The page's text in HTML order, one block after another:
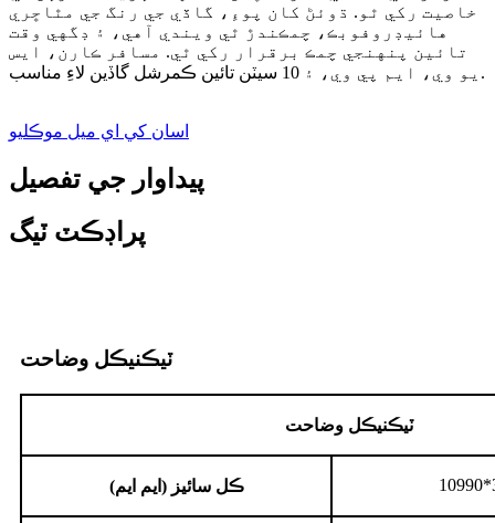
خاصيت رکي ٿو. ڌوئڻ کان پوءِ، گاڏي جي رنگ جي مٿاڇري
هائيڊروفوبڪ، چمڪندڙ ٿي ويندي آهي، ۽ ڊگهي وقت
تائين پنهنجي چمڪ برقرار رکي ٿي. مسافر ڪارن، ايس
يو وي، ايم پي وي، ۽ 10 سيٽن تائين ڪمرشل گاڏين لاءِ مناسب.
اسان کي اي ميل موڪليو
پيداوار جي تفصيل
پراڊڪٽ ٽيگ
ٽيڪنيڪل وضاحت
ٽيڪنيڪل وضاحت
ڪل سائيز (ايم ايم)